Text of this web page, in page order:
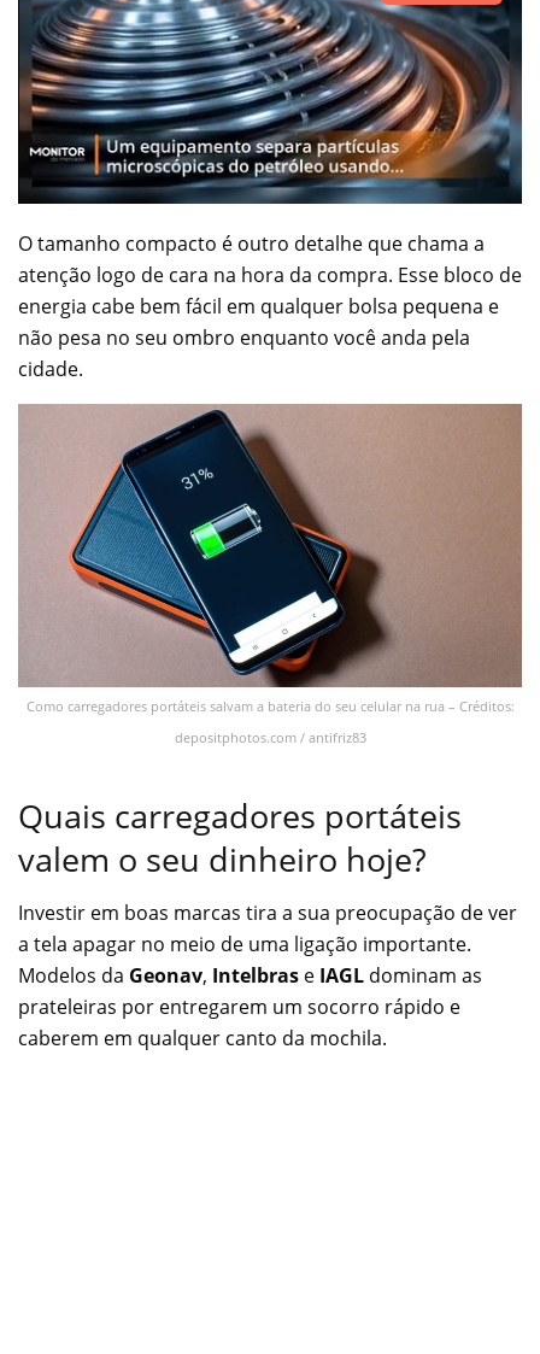
O tamanho compacto é outro detalhe que chama a
atenção logo de cara na hora da compra. Esse bloco de
energia cabe bem fácil em qualquer bolsa pequena e
não pesa no seu ombro enquanto você anda pela
cidade.
Como carregadores portáteis salvam a bateria do seu celular na rua – Créditos:
depositphotos.com / antifriz83
Quais carregadores portáteis
valem o seu dinheiro hoje?
Investir em boas marcas tira a sua preocupação de ver
a tela apagar no meio de uma ligação importante.
Modelos da Geonav, Intelbras e IAGL dominam as
prateleiras por entregarem um socorro rápido e
caberem em qualquer canto da mochila.